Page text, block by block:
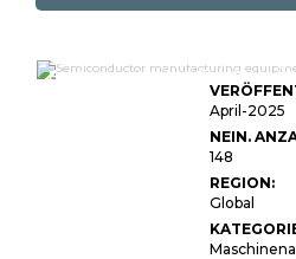
Semiconductor Manufacturing
Equipment Market Size, Share,
& Industry Analysis, By
Type (Photolithography, Etching,
Deposition, Inspection, Testing,
Others), By Application
Electronics, Automotive,
Telecommunications, Industrial
Applications, Others), By End
(Semiconductor Foundries,
Device Manufacturers, OSATs,
and Regional Analysis, 2024-
April-2025
NEIN.
148
REGION:
Global